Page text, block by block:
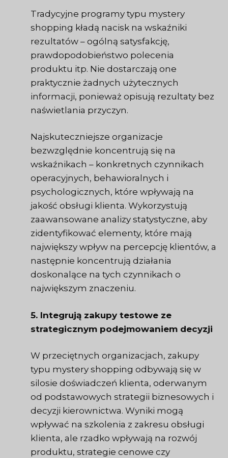
Tradycyjne programy typu mystery
shopping kładą nacisk na wskaźniki
rezultatów – ogólną satysfakcję,
prawdopodobieństwo polecenia
produktu itp. Nie dostarczają one
praktycznie żadnych użytecznych
informacji, ponieważ opisują rezultaty bez
naświetlania przyczyn.
Najskuteczniejsze organizacje
bezwzględnie koncentrują się na
wskaźnikach – konkretnych czynnikach
operacyjnych, behawioralnych i
psychologicznych, które wpływają na
jakość obsługi klienta. Wykorzystują
zaawansowane analizy statystyczne, aby
zidentyfikować elementy, które mają
największy wpływ na percepcję klientów, a
następnie koncentrują działania
doskonalące na tych czynnikach o
największym znaczeniu.
5. Integrują zakupy testowe ze
strategicznym podejmowaniem decyzji
W przeciętnych organizacjach, zakupy
typu mystery shopping odbywają się w
silosie doświadczeń klienta, oderwanym
od podstawowych strategii biznesowych i
decyzji kierownictwa. Wyniki mogą
wpływać na szkolenia z zakresu obsługi
klienta, ale rzadko wpływają na rozwój
produktu, strategie cenowe czy